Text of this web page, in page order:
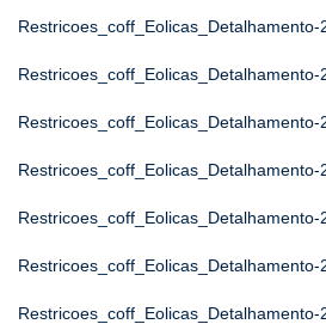
Restricoes_coff_Eolicas_Detalhamento-
Restricoes_coff_Eolicas_Detalhamento-
Restricoes_coff_Eolicas_Detalhamento-
Restricoes_coff_Eolicas_Detalhamento-
Restricoes_coff_Eolicas_Detalhamento-
Restricoes_coff_Eolicas_Detalhamento-
Restricoes_coff_Eolicas_Detalhamento-